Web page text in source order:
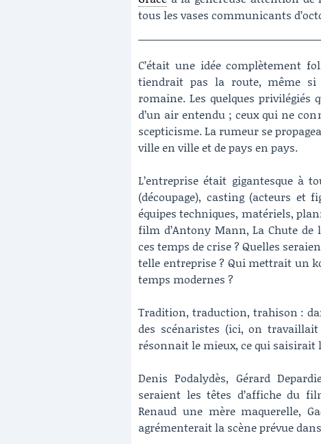
tous les vases communicants
C’était une idée complètement
tiendrait pas la route, même
romaine. Les quelques
d’un air entendu ; ceux qui ne
scepticisme. La rumeur se
ville en ville et de pays en pays.
L’entreprise était gigantesque à
(découpage), casting (acteurs et
équipes techniques, matériels,
film d’Antony Mann, La Chute de
ces temps de crise ? Quelles
telle entreprise ? Qui mettrait un
temps modernes ?
Tradition, traduction, trahison :
des scénaristes (ici, on
résonnait le mieux, ce qui saisirait
Denis Podalydès, Gérard
seraient les têtes d’affiche du
Renaud une mère maquerelle,
agrémenterait la scène prévue